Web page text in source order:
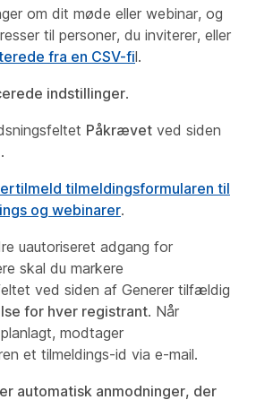
om dit møde eller webinar, og
til personer, du inviterer, eller
fra en CSV-fil.
indstillinger.
Påkrævet ved siden
.
tilmeldingsformularen til
og webinarer.
uautoriseret adgang for
skal du markere
ved siden af Generer tilfældig
for hver registrant. Når
modtager
et tilmeldings-id via e-mail.
automatisk anmodninger, der